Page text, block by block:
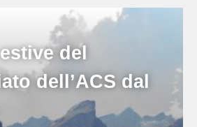
del
dell’ACS dal